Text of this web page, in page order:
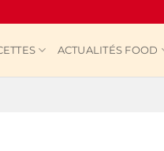
ACTUALITÉS FOOD